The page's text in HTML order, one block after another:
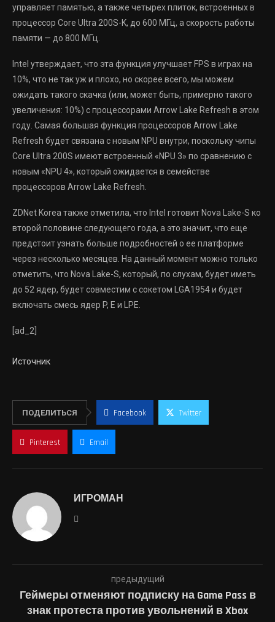
управляет памятью, а также четырех плиток, встроенных в
процессор Core Ultra 200S-K, до 600 МГц, а скорость работы
памяти — до 800 МГц.
Intel утверждает, что эта функция улучшает FPS в играх на
10%, что не так уж и плохо, но скорее всего, мы можем
ожидать такого скачка (или, может быть, примерно такого
увеличения: 10%) с процессорами Arrow Lake Refresh в этом
году. Самая большая функция процессоров Arrow Lake
Refresh будет связана с новым NPU внутри, поскольку чипы
Core Ultra 200S имеют встроенный «NPU 3» по сравнению с
новым «NPU 4», который ожидается в семействе
процессоров Arrow Lake Refresh.
ZDNet Korea также отметила, что Intel готовит Nova Lake-S ко
второй половине следующего года, а это значит, что еще
предстоит узнать больше подробностей о ее платформе
через несколько месяцев. На данный момент можно только
отметить, что Nova Lake-S, который, по слухам, будет иметь
до 52 ядер, будет совместим с сокетом LGA1954 и будет
включать смесь ядер P, E и LPE.
[ad_2]
Источник
ПОДЕЛИТЬСЯ Facebook Twitter
Pinterest Email
ИГРОМАН
предыдущий
Геймеры отменяют подписку на Game Pass в
знак протеста против увольнений в Xbox